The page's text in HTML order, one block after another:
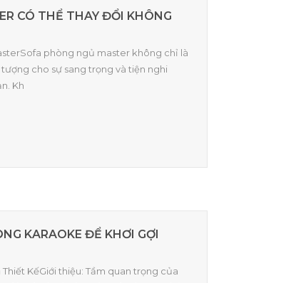
CÓ THỂ THAY ĐỔI KHÔNG
phòng ngủ master không chỉ là
cho sự sang trọng và tiện nghi
Kh
KARAOKE ĐỂ KHƠI GỢI
KếGiới thiệu: Tầm quan trọng của